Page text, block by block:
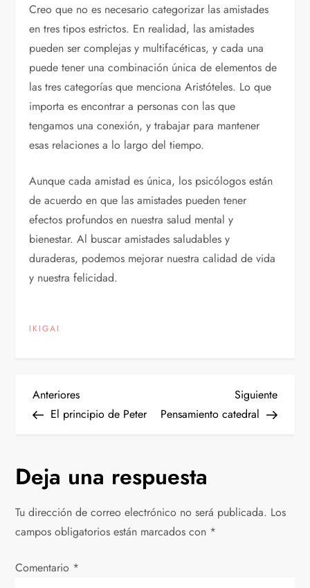
Creo que no es necesario categorizar las amistades
en tres tipos estrictos. En realidad, las amistades
pueden ser complejas y multifacéticas, y cada una
puede tener una combinación única de elementos de
las tres categorías que menciona Aristóteles. Lo que
importa es encontrar a personas con las que
tengamos una conexión, y trabajar para mantener
esas relaciones a lo largo del tiempo.
Aunque cada amistad es única, los psicólogos están
de acuerdo en que las amistades pueden tener
efectos profundos en nuestra salud mental y
bienestar. Al buscar amistades saludables y
duraderas, podemos mejorar nuestra calidad de vida
y nuestra felicidad.
IKIGAI
N
v
e
g
a
Entrada
anterior
Anteriores
El principio de Peter
Siguiente
Pensamiento catedral
Deja una respuesta
Tu dirección de correo electrónico no será publicada. Los
campos obligatorios están marcados con *
Comentario *